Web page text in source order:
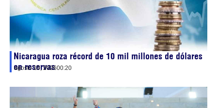
Nicaragua roza récord de 10 mil millones de dólares
en reservas
agosto 10, 202600:20